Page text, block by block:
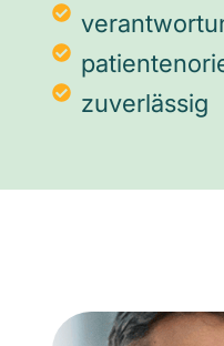
zuverlässig